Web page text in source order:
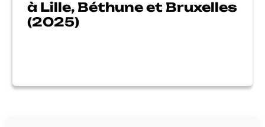
à Lille, Béthune et Bruxelles
(2025)